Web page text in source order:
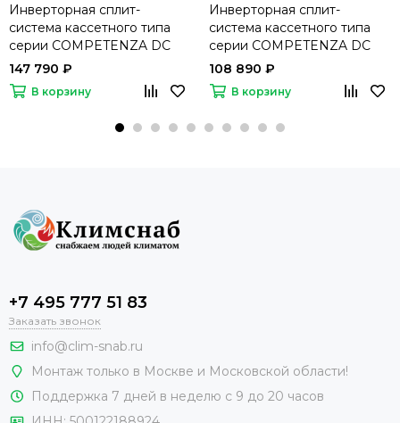
Инверторная сплит-
система кассетного типа
серии COMPETENZA DC
Inverter 2025 CO-4C
36HNDI/CO-4C/pan 8D2/CO-
E 36HNDI (комплект)
147 790 ₽
В корзину
Инверторная сплит-
система кассетного типа
серии COMPETENZA DC
Inverter 2025 CO-4C
24HNDI/CO-4C/pan
8D2/CO-E 24HNDI
108 890 ₽
В корзину
+7 495 777 51 83
Заказать звонок
info@clim-snab.ru
Монтаж только в Москве и Московской области!
Поддержка 7 дней в неделю с 9 до 20 часов